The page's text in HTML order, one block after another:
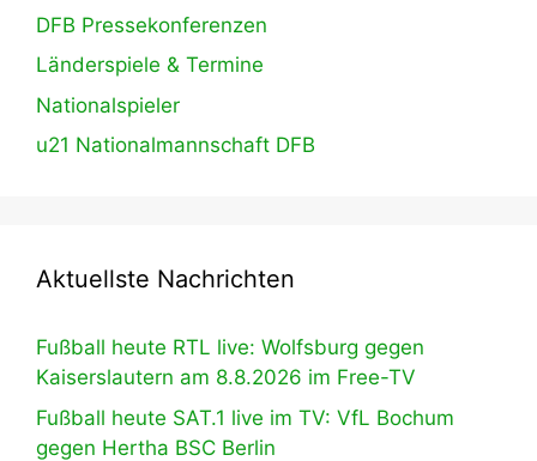
DFB Pressekonferenzen
Länderspiele & Termine
Nationalspieler
u21 Nationalmannschaft DFB
Aktuellste Nachrichten
Fußball heute RTL live: Wolfsburg gegen
Kaiserslautern am 8.8.2026 im Free-TV
Fußball heute SAT.1 live im TV: VfL Bochum
gegen Hertha BSC Berlin